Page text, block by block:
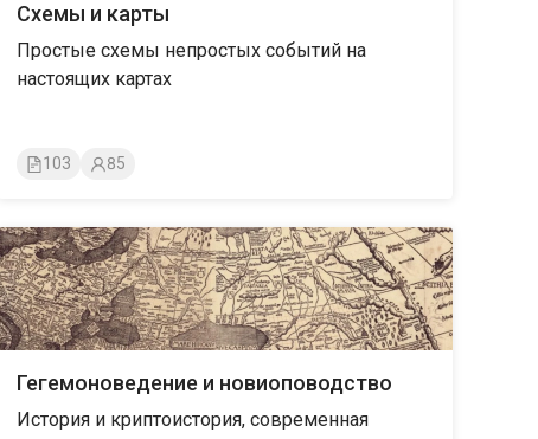
Схемы и карты
Простые схемы непростых событий на
настоящих картах
103 85
Гегемоноведение и новиоповодство
История и криптоистория, современная